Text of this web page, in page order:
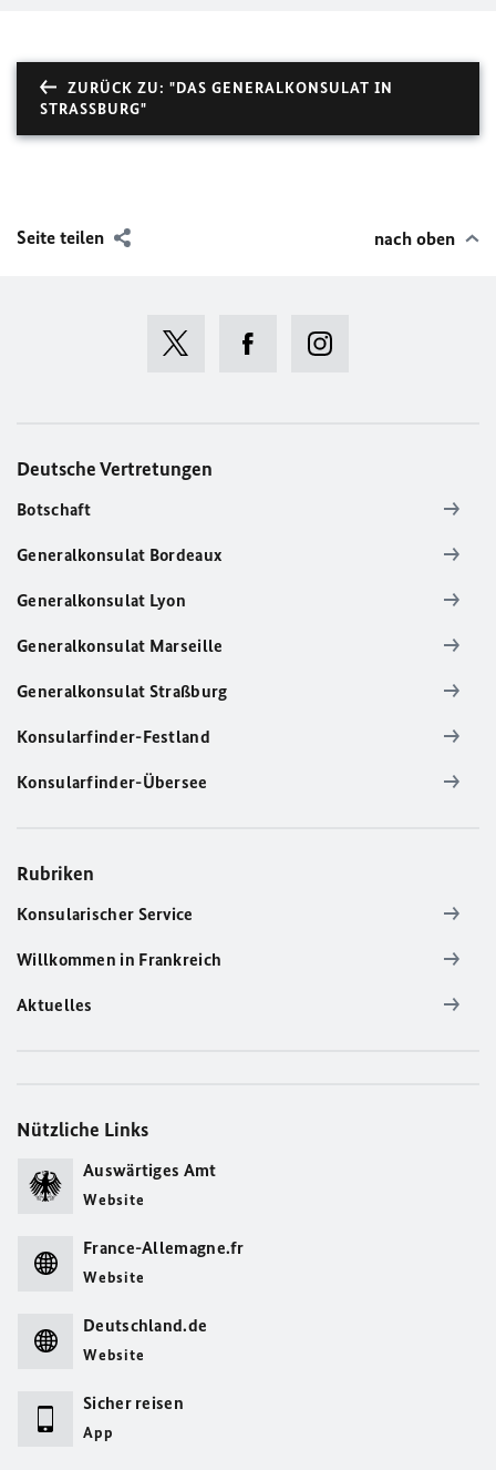
ZURÜCK ZU: "DAS GENERALKONSULAT IN
STRASSBURG"
Seite teilen nach oben
Deutsche Vertretungen
Botschaft
Generalkonsulat Bordeaux
Generalkonsulat Lyon
Generalkonsulat Marseille
Generalkonsulat Straßburg
Konsularfinder-Festland
Konsularfinder-Übersee
Rubriken
Konsularischer Service
Willkommen in Frankreich
Aktuelles
Nützliche Links
Auswärtiges Amt
Website
France-Allemagne.fr
Website
Deutschland.de
Website
Sicher reisen
App